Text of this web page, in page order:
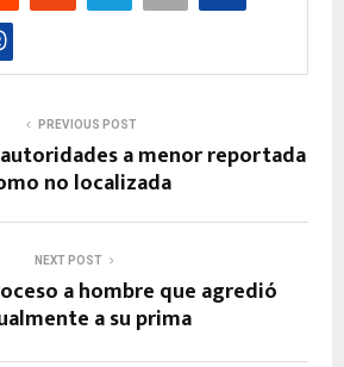
PREVIOUS POST
a menor reportada
no localizada
NEXT POST
a hombre que agredió
a su prima